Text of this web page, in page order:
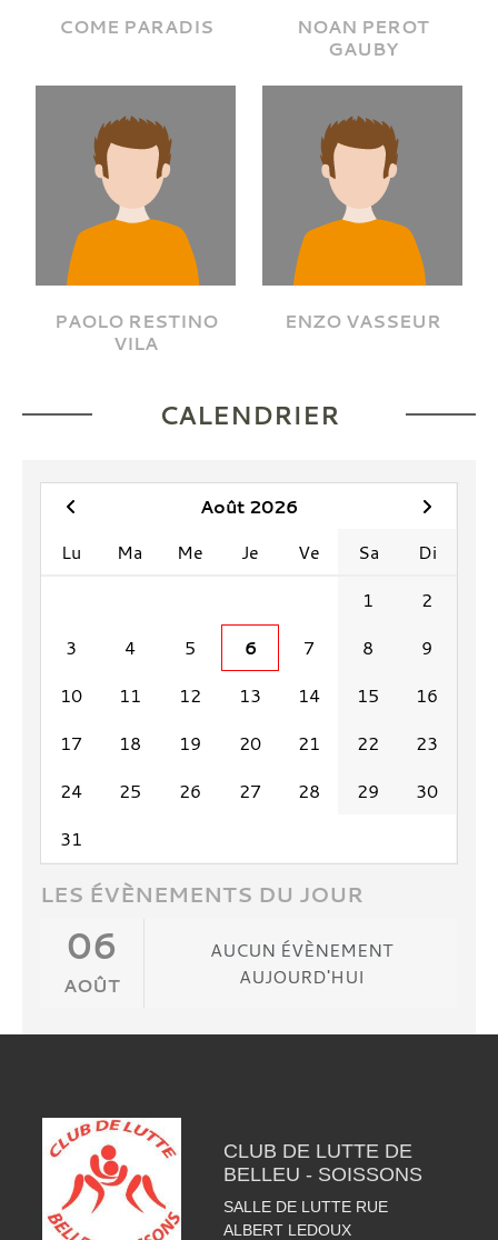
COME PARADIS
NOAN PEROT
GAUBY
PAOLO RESTINO
VILA
ENZO VASSEUR
CALENDRIER
Août 2026
Lu
Ma Me Je Ve Sa
Di
1
2
3
4 5 6 7 8
9
10
11 12 13 14 15
16
17
18 19 20 21 22
23
24
25 26 27 28 29
30
31
LES ÉVÈNEMENTS DU JOUR
06
AOÛT
AUCUN ÉVÈNEMENT
AUJOURD'HUI
CLUB DE LUTTE DE
BELLEU - SOISSONS
SALLE DE LUTTE RUE
ALBERT LEDOUX